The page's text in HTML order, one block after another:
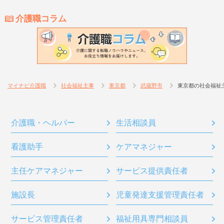
介護職コラム
マイナビ介護職 社会福祉主事 東京都 武蔵野市 東京都の社会福祉
介護職・ヘルパー 生活相談員
看護助手 ケアマネジャー
主任ケアマネジャー サービス提供責任者
施設長 児童発達支援管理責任者
サービス管理責任者 福祉用具専門相談員